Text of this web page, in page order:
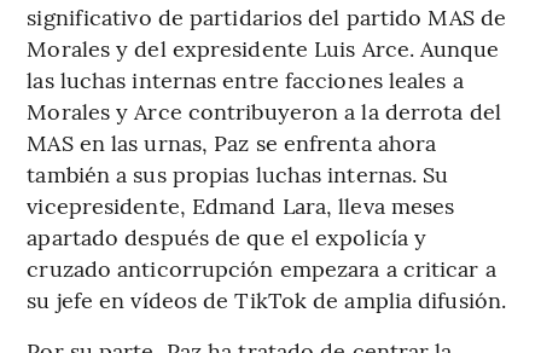
significativo de partidarios del partido MAS de
Morales y del expresidente Luis Arce. Aunque
las luchas internas entre facciones leales a
Morales y Arce contribuyeron a la derrota del
MAS en las urnas, Paz se enfrenta ahora
también a sus propias luchas internas. Su
vicepresidente, Edmand Lara, lleva meses
apartado después de que el expolicía y
cruzado anticorrupción empezara a criticar a
su jefe en vídeos de TikTok de amplia difusión.